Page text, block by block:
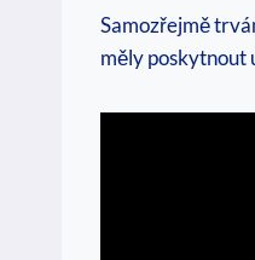
Samozřejmě
měly poskytnout